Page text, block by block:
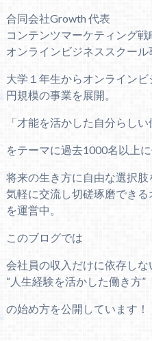
合同会社Growth 代表
コンテンツマーケティング戦
オンラインビジネススクール
大学１年生からオンライン
円規模の事業を展開。
「才能を活かした自分らしい
をテーマに過去1000名以上に
将来の生き方に自由な選択
気軽に交流し切磋琢磨でき
を運営中。
このブログでは
会社員の収入だけに依存しな
“人生経験を活かした働き方”
の始め方を公開しています！